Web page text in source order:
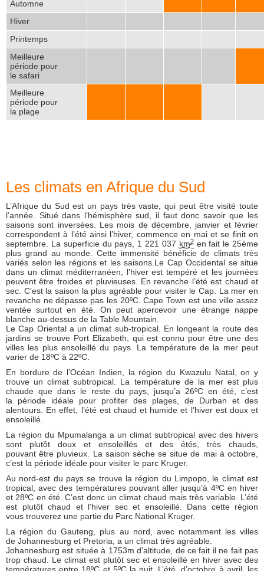
Automne
Hiver
Printemps
Meilleure
période pour
le safari
Meilleure
période pour
la plage
Les climats en Afrique du Sud
L’Afrique du Sud est un pays très vaste, qui peut être visité toute
l’année. Situé dans l’hémisphère sud, il faut donc savoir que les
saisons sont inversées. Les mois de décembre, janvier et février
correspondent à l’été ainsi l’hiver, commence en mai et se finit en
septembre. La superficie du pays, 1 221 037 km2en fait le 25ème
plus grand au monde. Cette immensité bénéficie de climats très
variés selon les régions et les saisons.Le Cap Occidental se situe
dans un climat méditerranéen, l’hiver est tempéré et les journées
peuvent être froides et pluvieuses. En revanche l’été est chaud et
sec. C’est la saison la plus agréable pour visiter le Cap. La mer en
revanche ne dépasse pas les 20ºC. Cape Town est une ville assez
ventée surtout en été. On peut apercevoir une étrange nappe
blanche au-dessus de la Table Mountain.
Le Cap Orientala un climat sub-tropical. En longeant la route des
jardins se trouve Port Elizabeth, qui est connu pour être une des
villes les plus ensoleillé du pays. La température de la mer peut
varier de 18ºC à 22ºC.
En bordure de l’Océan Indien, la région du Kwazulu Natal, on y
trouve un climat subtropical. La température de la mer est plus
chaude que dans le reste du pays, jusqu’a 26ºC en été, c’est
la période idéale pour profiter des plages, de Durban et des
alentours. En effet, l’été est chaud et humide et l’hiver est doux et
ensoleillé.
La région du Mpumalangaa un climat subtropical avec des hivers
sont plutôt doux et ensoleillés et des étés, très chauds,
pouvant être pluvieux. La saison sèche se situe de mai à octobre,
c’est la période idéale pour visiter le parc Kruger.
Au nord-est du pays se trouve la région du Limpopo, le climat est
tropical, avec des températures pouvant aller jusqu’à 4ºC en hiver
et 28ºC en été. C’est donc un climat chaud mais très variable. L’été
est plutôt chaud et l’hiver sec et ensoleillé. Dans cette région
vous trouverez une partie du Parc National Kruger.
La région du Gauteng, plus au nord, avec notamment les villes
de Johannesburg et Pretoria, a un climat très agréable.
Johannesburg est située à 1753m d’altitude, de ce fait il ne fait pas
trop chaud. Le climat est plutôt sec et ensoleillé en hiver avec des